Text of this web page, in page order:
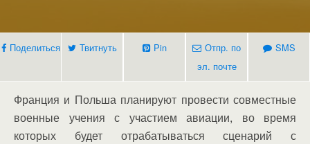
Поделиться Твитнуть Pin
Отпр. по
эл. почте
SMS
Франция и Польша планируют провести совместные
военные учения с участием авиации, во время
которых будет отрабатываться сценарий с